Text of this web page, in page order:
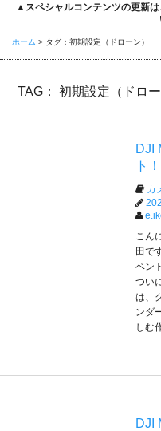
▲スペシャルコンテンツの更新
ホーム > タグ：初期設定（ドローン）
TAG： 初期設定（ドロー
DJI
ト
カ
こん
田で
ベン
つい
は、
ンダ
しむ
DJI